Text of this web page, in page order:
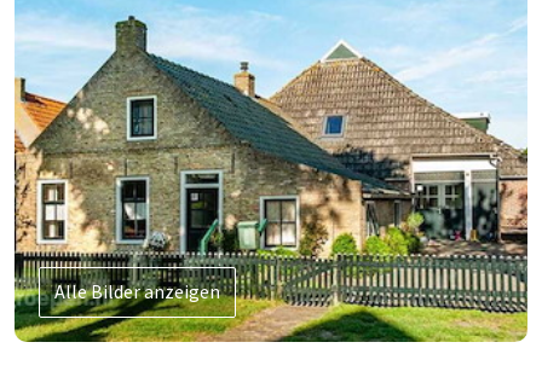
Alle Bilder anzeigen